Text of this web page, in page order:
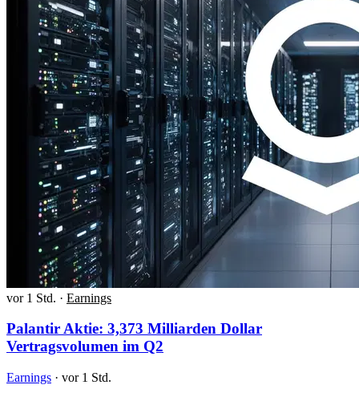
vor 1 Std. · Earnings
Palantir Aktie: 3,373 Milliarden Dollar
Vertragsvolumen im Q2
Earnings · vor 1 Std.